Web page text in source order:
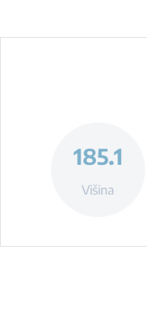
185.1
Višina